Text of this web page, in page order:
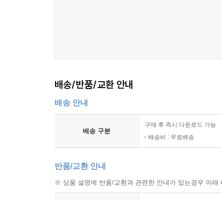
배송/반품/교환 안내
배송 안내
배송 구분
구매 후 즉시 다운로드 가능
배송비 : 무료배송
반품/교환 안내
※ 상품 설명에 반품/교환과 관련한 안내가 있는경우 아